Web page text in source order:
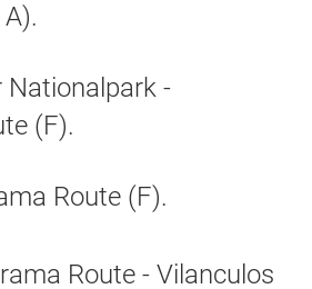
Nationalpark -
(F).
Route (F).
Route - Vilanculos